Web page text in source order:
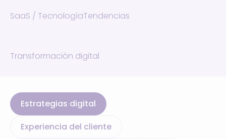
SaaS / TecnologíaTendencias
Transformación digital
Estrategias digital
Experiencia del cliente